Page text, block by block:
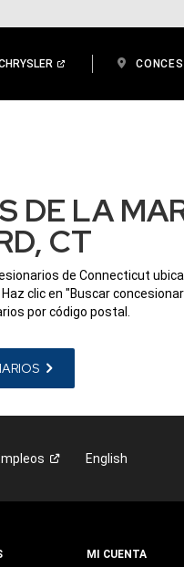
DE LA
CT
de Connecticut
clic en "Buscar
por código postal.
English
MI CUENTA